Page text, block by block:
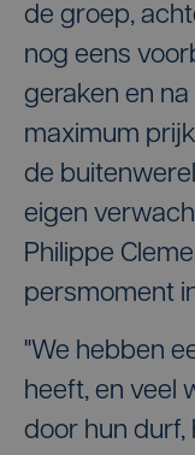
de groep,
nog eens
geraken en
maximum
de
eigen
Philippe
persmoment
"We hebben
heeft, en veel
door hun durf,